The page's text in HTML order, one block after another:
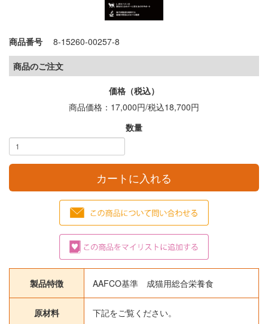
商品番号 8-15260-00257-8
商品のご注文
価格（税込）
商品価格：17,000円/税込18,700円
数量
カートに入れる
製品特徴 AAFCO基準 成猫用総合栄養食
原材料 下記をご覧ください。